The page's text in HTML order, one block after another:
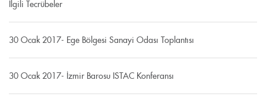
İlgili Tecrübeler
30 Ocak 2017- Ege Bölgesi Sanayi Odası Toplantısı
30 Ocak 2017- İzmir Barosu ISTAC Konferansı